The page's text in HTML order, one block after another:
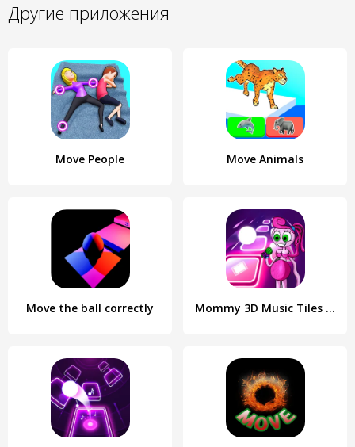
Другие приложения
Move People Move Animals
Move the ball correctly Mommy 3D Music Tiles Hop Game